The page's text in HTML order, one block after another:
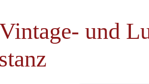
und